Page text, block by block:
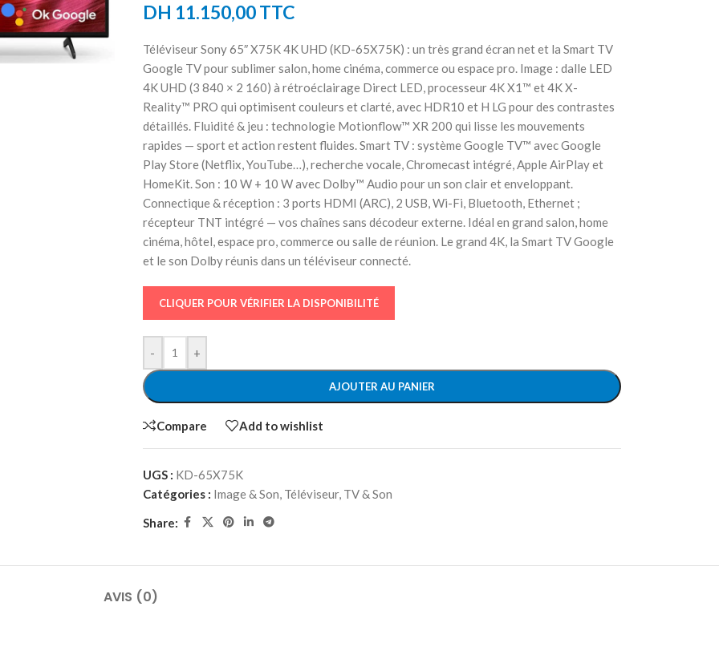
DH 11.150,00TTC
Téléviseur Sony 65″ X75K 4K UHD (KD-65X75K) : un très grand écran net et la Smart TV
Google TV pour sublimer salon, home cinéma, commerce ou espace pro. Image : dalle LED
4K UHD (3 840 × 2 160) à rétroéclairage Direct LED, processeur 4K X1™ et 4K X-
Reality™ PRO qui optimisent couleurs et clarté, avec HDR10 et H LG pour des contrastes
détaillés. Fluidité & jeu : technologie Motionflow™ XR 200 qui lisse les mouvements
rapides — sport et action restent fluides. Smart TV : système Google TV™ avec Google
Play Store (Netflix, YouTube…), recherche vocale, Chromecast intégré, Apple AirPlay et
HomeKit. Son : 10 W + 10 W avec Dolby™ Audio pour un son clair et enveloppant.
Connectique & réception : 3 ports HDMI (ARC), 2 USB, Wi-Fi, Bluetooth, Ethernet ;
récepteur TNT intégré — vos chaînes sans décodeur externe. Idéal en grand salon, home
cinéma, hôtel, espace pro, commerce ou salle de réunion. Le grand 4K, la Smart TV Google
et le son Dolby réunis dans un téléviseur connecté.
CLIQUER POUR VÉRIFIER LA DISPONIBILITÉ
- +
AJOUTER AU PANIER
Compare Add to wishlist
UGS : KD-65X75K
Catégories : Image & Son, Téléviseur, TV & Son
Share:
AVIS (0)